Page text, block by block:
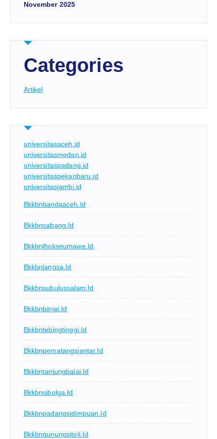
November 2025
Categories
Artikel
universitasaceh.id
universitasmedan.id
universitaspadang.id
universitaspekanbaru.id
universitasjambi.id
Bkkbnbandaaceh.id
Bkkbnsabang.id
Bkkbnlhokseumawe.id
Bkkbnlangsa.id
Bkkbnsubulussalam.id
Bkkbnbinjai.id
Bkkbntebingtinggi.id
Bkkbnpematangsiantar.id
Bkkbntanjungbalai.id
Bkkbnsibolga.id
Bkkbnpadangsidimpuan.id
Bkkbngunungsitoli.id